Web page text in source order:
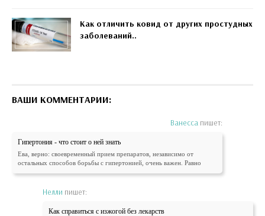
Как отличить ковид от других простудных
заболеваний..
ВАШИ КОММЕНТАРИИ:
Ванесса пишет:
Гипертония - что стоит о ней знать
Ева, верно: своевременный прием препаратов, независимо от
остальных способов борьбы с гипертонией, очень важен. Равно
Нелли пишет:
Как справиться с изжогой без лекарств